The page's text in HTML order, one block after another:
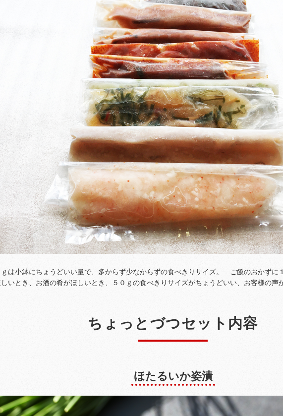
は小鉢にちょうどいい量で、多からず少なからずの食べきりサイズ。 ご飯のおかずに
いとき、お酒の肴がほしいとき、５０ｇの食べきりサイズがちょうどいい、お客様の声
ちょっとづつセット内容
ほたるいか姿漬